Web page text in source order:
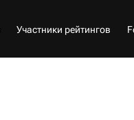
Участники рейтингов